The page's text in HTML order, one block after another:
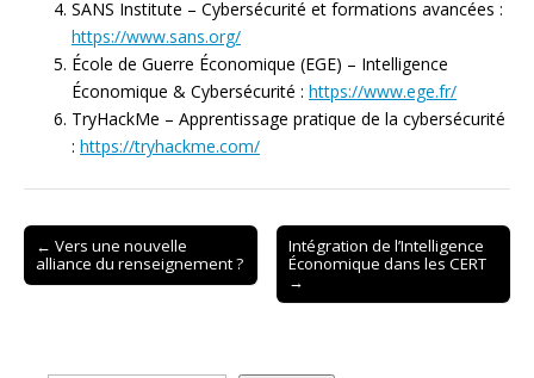
SANS Institute – Cybersécurité et formations avancées :
https://www.sans.org/
École de Guerre Économique (EGE) – Intelligence
Économique & Cybersécurité : https://www.ege.fr/
TryHackMe – Apprentissage pratique de la cybersécurité
: https://tryhackme.com/
Post
navigation
← Vers une nouvelle
alliance du renseignement ?
Intégration de l’Intelligence
Économique dans les CERT
→